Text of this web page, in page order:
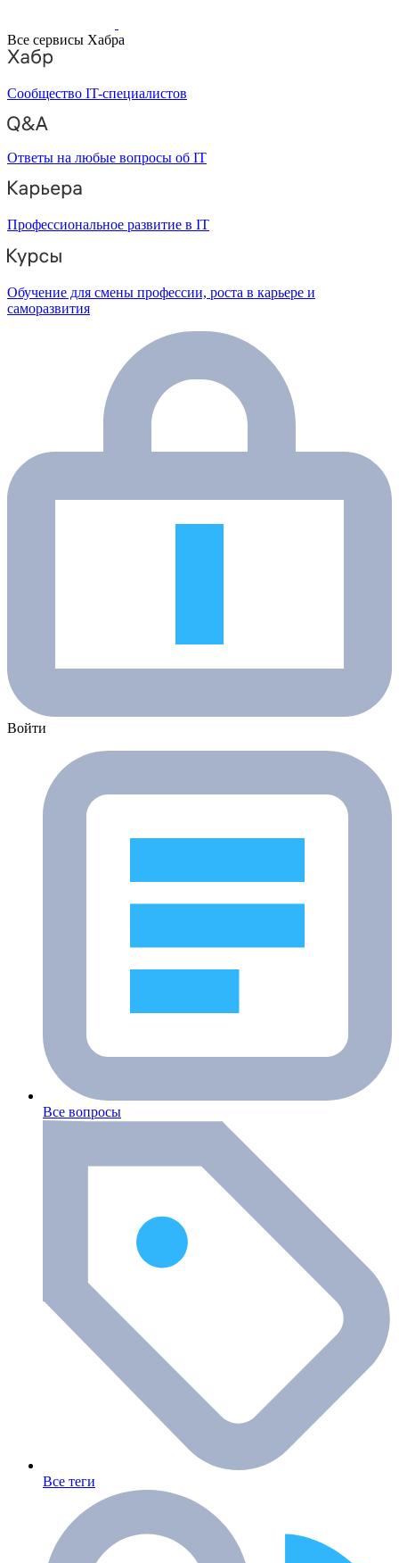
Все сервисы Хабра
Сообщество IT-специалистов
Ответы на любые вопросы об IT
Профессиональное развитие в IT
Обучение для смены профессии, роста в карьере и
саморазвития
Войти
Все вопросы
Все теги